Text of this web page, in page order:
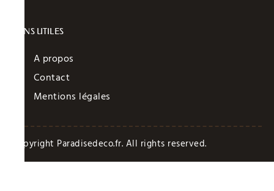
LIENS UTILES
A propos
Contact
Mentions légales
Copyright Paradisedeco.fr. All rights reserved.